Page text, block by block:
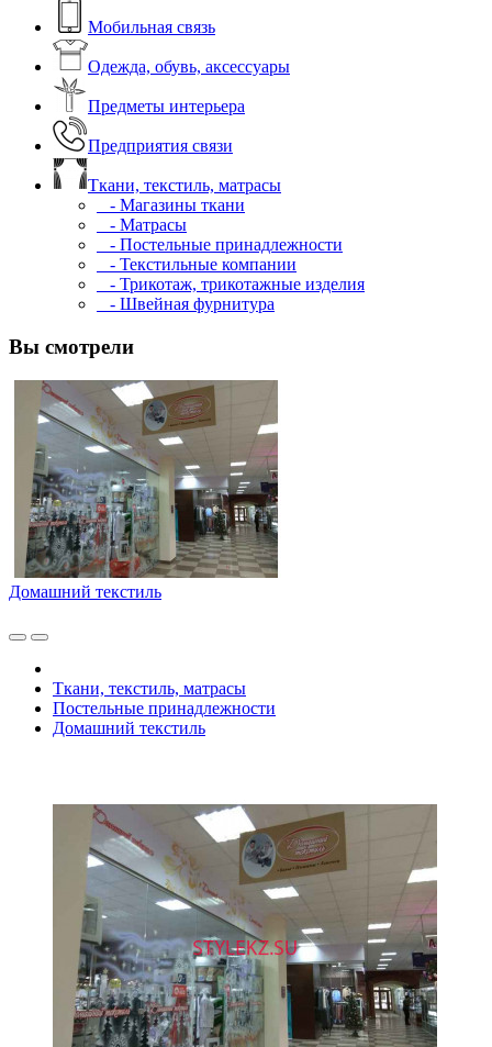
Мобильная связь
Одежда, обувь, аксессуары
Предметы интерьера
Предприятия связи
Ткани, текстиль, матрасы
- Магазины ткани
- Матрасы
- Постельные принадлежности
- Текстильные компании
- Трикотаж, трикотажные изделия
- Швейная фурнитура
Вы смотрели
Домашний текстиль
Ткани, текстиль, матрасы
Постельные принадлежности
Домашний текстиль